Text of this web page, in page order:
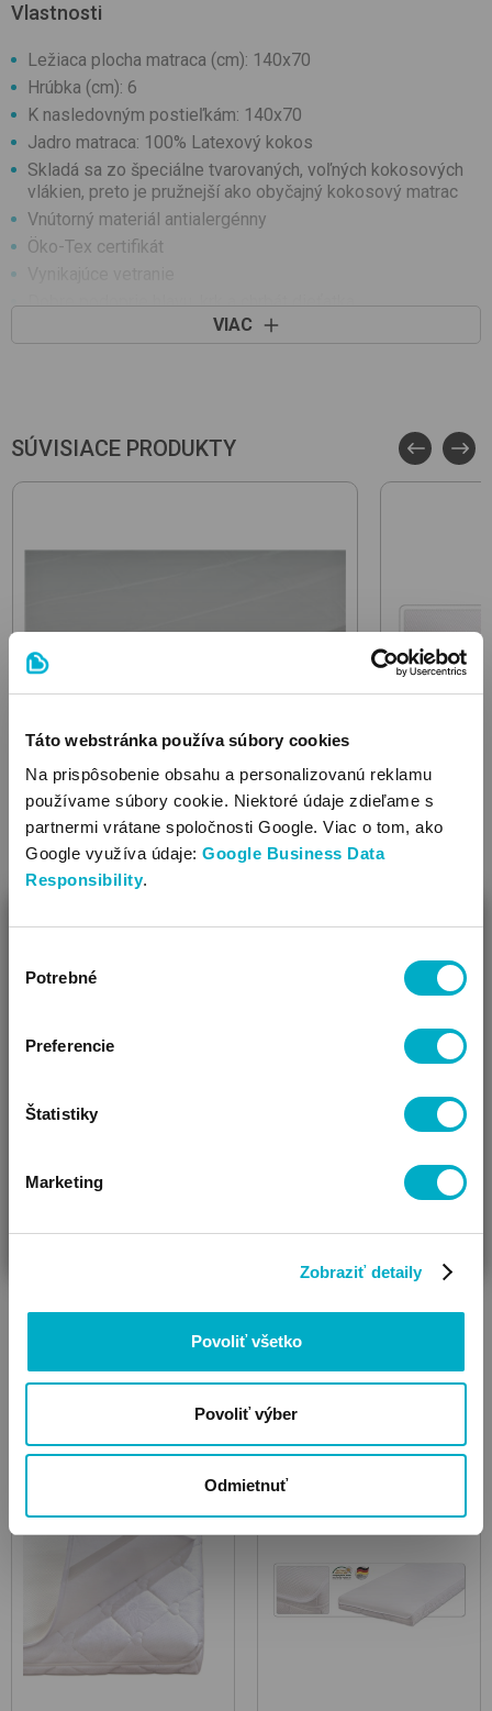
Táto webstránka používa súbory cookies
Na prispôsobenie obsahu a personalizovanú reklamu
používame súbory cookie. Niektoré údaje zdieľame s
partnermi vrátane spoločnosti Google. Viac o tom, ako
Google využíva údaje: Google Business Data
Responsibility.
súhlasu
Potrebné
Preferencie
Štatistiky
Marketing
Zobraziť detaily
Povoliť všetko
Povoliť výber
Odmietnuť
Vlastnosti
Ležiaca plocha matraca (cm): 140x70
Hrúbka (cm): 6
K nasledovným postieľkám: 140x70
Jadro matraca: 100% Latexový kokos
Skladá sa zo špeciálne tvarovaných, voľných kokosových
vlákien, preto je pružnejší ako obyčajný kokosový matrac
Vnútorný materiál antialergénny
Öko-Tex certifikát
Dobre podoprie hlavu, krk a chrbát dieťatka
Matrac sa môže prať spolu s poťahom, pohodlné čistenie
VIAC
SÚVISIACE PRODUKTY
BRENDON
Antibacterial fitted bed sheet
140x70x10cm ochrana na matrac
22.25 €
ZÖLLNER
Nepremokavé plachty